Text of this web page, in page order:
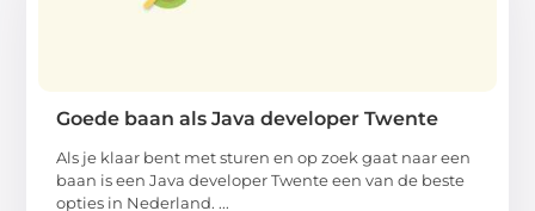
Goede baan als Java developer Twente
Als je klaar bent met sturen en op zoek gaat naar een
baan is een Java developer Twente een van de beste
opties in Nederland. ...